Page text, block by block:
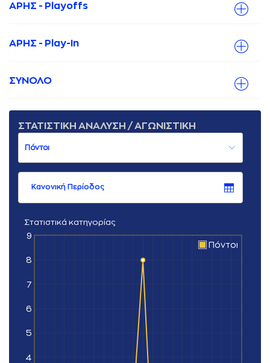
ΑΡΗΣ - Playoffs
ΑΡΗΣ - Play-Ιn
ΣΥΝΟΛΟ
ΣΤΑΤΙΣΤΙΚΗ ΑΝΑΛΥΣΗ / ΑΓΩΝΙΣΤΙΚΗ
Κανονική Περίοδος
Στατιστικά κατηγορίας
4
5
6
7
8
9
Πόντοι